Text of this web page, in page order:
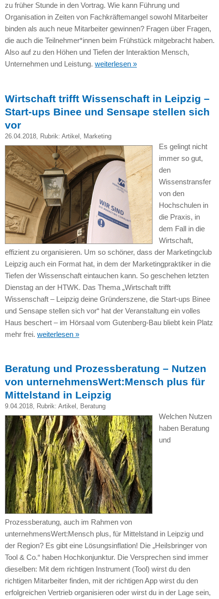
zu früher Stunde in den Vortrag. Wie kann Führung und
Organisation in Zeiten von Fachkräftemangel sowohl Mitarbeiter
binden als auch neue Mitarbeiter gewinnen? Fragen über Fragen,
die auch die Teilnehmer*innen beim Frühstück mitgebracht haben.
Also auf zu den Höhen und Tiefen der Interaktion Mensch,
Unternehmen und Leistung. weiterlesen »
Wirtschaft trifft Wissenschaft in Leipzig –
Start-ups Binee und Sensape stellen sich
vor
26.04.2018, Rubrik: Artikel Marketing
Es gelingt nicht
immer so gut,
den
Wissenstransfer
von den
Hochschulen in
die Praxis, in
dem Fall in die
Wirtschaft,
effizient zu organisieren. Um so schöner, dass der Marketingclub
Leipzig auch ein Format hat, in dem der Marketingpraktiker in die
Tiefen der Wissenschaft eintauchen kann. So geschehen letzten
Dienstag an der HTWK. Das Thema „Wirtschaft trifft
Wissenschaft – Leipzig deine Gründerszene, die Start-ups Binee
und Sensape stellen sich vor“ hat der Veranstaltung ein volles
Haus beschert – im Hörsaal vom Gutenberg-Bau bliebt kein Platz
mehr frei. weiterlesen »
Beratung und Prozessberatung – Nutzen
von unternehmensWert:Mensch plus für
Mittelstand in Leipzig
9.04.2018, Rubrik: Artikel , Beratung
Welchen Nutzen
haben Beratung
und
Prozessberatung, auch im Rahmen von
unternehmensWert:Mensch plus, für Mittelstand in Leipzig und
der Region? Es gibt eine Lösungsinflation! Die „Heilsbringer von
Tool & Co.“ haben Hochkonjunktur. Die Versprechen sind immer
dieselben: Mit dem richtigen Instrument (Tool) wirst du den
richtigen Mitarbeiter finden, mit der richtigen App wirst du den
erfolgreichen Vertrieb organisieren oder wirst du in der Lage sein,